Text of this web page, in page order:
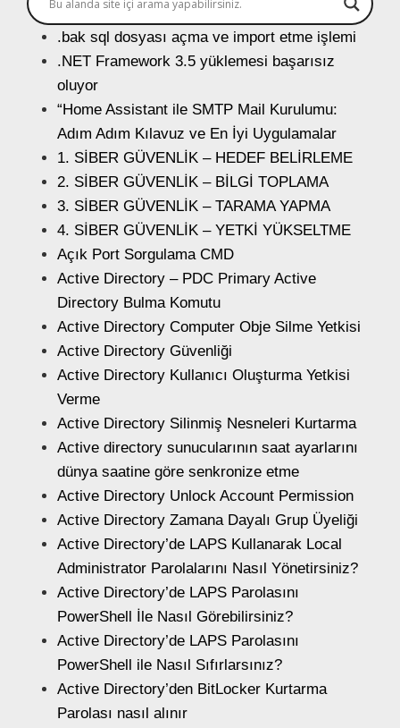
.bak sql dosyası açma ve import etme işlemi
.NET Framework 3.5 yüklemesi başarısız
oluyor
“Home Assistant ile SMTP Mail Kurulumu:
Adım Adım Kılavuz ve En İyi Uygulamalar
1. SİBER GÜVENLİK – HEDEF BELİRLEME
2. SİBER GÜVENLİK – BİLGİ TOPLAMA
3. SİBER GÜVENLİK – TARAMA YAPMA
4. SİBER GÜVENLİK – YETKİ YÜKSELTME
Açık Port Sorgulama CMD
Active Directory – PDC Primary Active
Directory Bulma Komutu
Active Directory Computer Obje Silme Yetkisi
Active Directory Güvenliği
Active Directory Kullanıcı Oluşturma Yetkisi
Verme
Active Directory Silinmiş Nesneleri Kurtarma
Active directory sunucularının saat ayarlarını
dünya saatine göre senkronize etme
Active Directory Unlock Account Permission
Active Directory Zamana Dayalı Grup Üyeliği
Active Directory’de LAPS Kullanarak Local
Administrator Parolalarını Nasıl Yönetirsiniz?
Active Directory’de LAPS Parolasını
PowerShell İle Nasıl Görebilirsiniz?
Active Directory’de LAPS Parolasını
PowerShell ile Nasıl Sıfırlarsınız?
Active Directory’den BitLocker Kurtarma
Parolası nasıl alınır